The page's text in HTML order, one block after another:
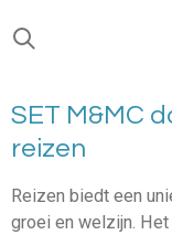
Ga
direct
de
hoofdinhoud
SET M&MC
reizen
Reizen biedt een
groei en welzijn.